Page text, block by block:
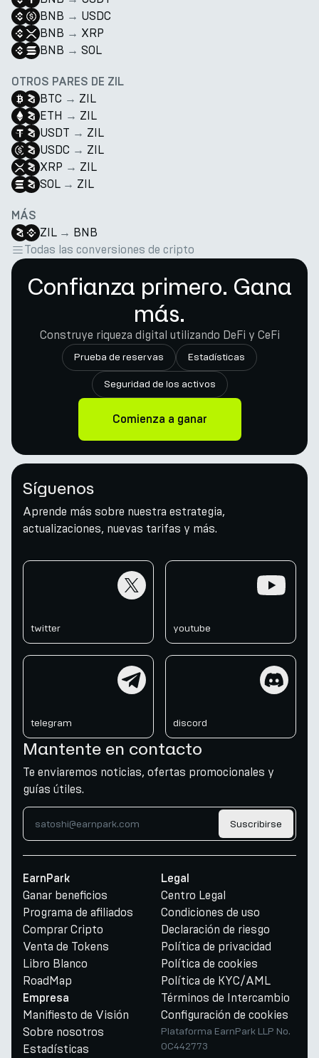
BNB → USDC
BNB → XRP
BNB → SOL
OTROS PARES DE ZIL
BTC → ZIL
ETH → ZIL
USDT → ZIL
USDC → ZIL
XRP → ZIL
SOL → ZIL
MÁS
ZIL → BNB
Todas las conversiones de cripto
Confianza primero. Gana
más.
Construye riqueza digital utilizando DeFi y CeFi
Prueba de reservas Estadísticas
Seguridad de los activos
Comienza a ganar
Síguenos
Aprende más sobre nuestra estrategia,
actualizaciones, nuevas tarifas y más.
twitter youtube
telegram discord
Mantente en contacto
Te enviaremos noticias, ofertas promocionales y
guías útiles.
Suscribirse
EarnPark
Ganar beneficios
Programa de afiliados
Comprar Cripto
Venta de Tokens
Libro Blanco
RoadMap
Empresa
Manifiesto de Visión
Sobre nosotros
Estadísticas
Legal
Centro Legal
Condiciones de uso
Declaración de riesgo
Política de privacidad
Política de cookies
Política de KYC/AML
Términos de Intercambio
Configuración de cookies
Plataforma EarnPark LLP No.
OC442773